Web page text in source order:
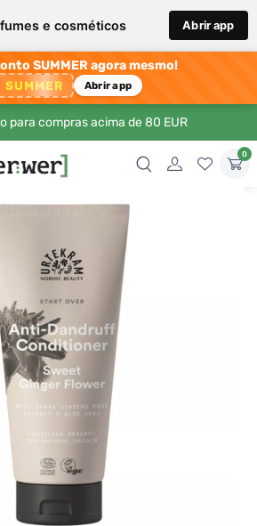
e cosméticos Abrir app
SUMMER agora mesmo!
SUMMER Abrir app
para compras acima de 80 EUR
0